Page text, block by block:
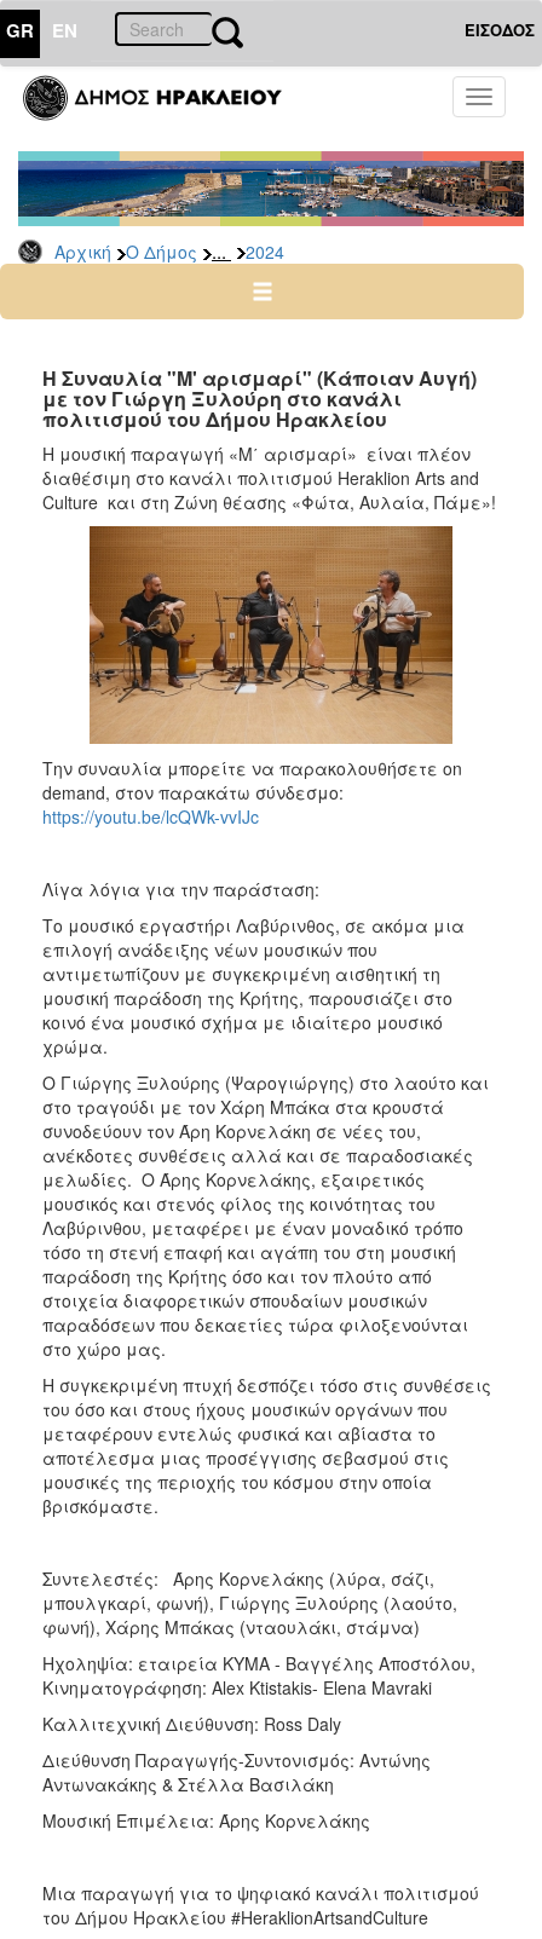
GR EN ΕΙΣΟΔΟΣ
Toggle
Αρχική Ο Δήμος ... 2024
ΔΗΜΟΣ
Δελτία
Τύπου
Αρχείο
2026
2024
2022
2021
2020
2019
2016
2015
2013
2011
2010
2006
ΤΟΠΟΣ
ΠΟΛΙΤΙΣΜΟΣ
ΑΝΘΕΚΤΙΚΗ
ΠΟΛΗ
Η Συναυλία "Μ' αρισμαρί" (Κάποιαν Αυγή)
με τον Γιώργη Ξυλούρη στο κανάλι
πολιτισμού του Δήμου Ηρακλείου
Η μουσική παραγωγή «Μ΄ αρισμαρί» είναι πλέον
διαθέσιμη στο κανάλι πολιτισμού Heraklion Arts and
Culture και στη Ζώνη θέασης «Φώτα, Αυλαία, Πάμε»!
Την συναυλία μπορείτε να παρακολουθήσετε on
demand, στον παρακάτω σύνδεσμο:
https://youtu.be/lcQWk-vvIJc
Λίγα λόγια για την παράσταση:
Το μουσικό εργαστήρι Λαβύρινθος, σε ακόμα μια
επιλογή ανάδειξης νέων μουσικών που
αντιμετωπίζουν με συγκεκριμένη αισθητική τη
μουσική παράδοση της Κρήτης, παρουσιάζει στο
κοινό ένα μουσικό σχήμα με ιδιαίτερο μουσικό
χρώμα.
Ο Γιώργης Ξυλούρης (Ψαρογιώργης) στο λαούτο και
στο τραγούδι με τον Χάρη Μπάκα στα κρουστά
συνοδεύουν τον Άρη Κορνελάκη σε νέες του,
ανέκδοτες συνθέσεις αλλά και σε παραδοσιακές
μελωδίες. Ο Άρης Κορνελάκης, εξαιρετικός
μουσικός και στενός φίλος της κοινότητας του
Λαβύρινθου, μεταφέρει με έναν μοναδικό τρόπο
τόσο τη στενή επαφή και αγάπη του στη μουσική
παράδοση της Κρήτης όσο και τον πλούτο από
στοιχεία διαφορετικών σπουδαίων μουσικών
παραδόσεων που δεκαετίες τώρα φιλοξενούνται
στο χώρο μας.
Η συγκεκριμένη πτυχή δεσπόζει τόσο στις συνθέσεις
του όσο και στους ήχους μουσικών οργάνων που
μεταφέρουν εντελώς φυσικά και αβίαστα το
αποτέλεσμα μιας προσέγγισης σεβασμού στις
μουσικές της περιοχής του κόσμου στην οποία
βρισκόμαστε.
Συντελεστές: Άρης Κορνελάκης (λύρα, σάζι,
μπουλγκαρί, φωνή), Γιώργης Ξυλούρης (λαούτο,
φωνή), Χάρης Μπάκας (νταουλάκι, στάμνα)
Ηχοληψία: εταιρεία ΚΥΜΑ - Βαγγέλης Αποστόλου,
Κινηματογράφηση: Alex Ktistakis- Elena Mavraki
Καλλιτεχνική Διεύθυνση: Ross Daly
Διεύθυνση Παραγωγής-Συντονισμός: Αντώνης
Αντωνακάκης & Στέλλα Βασιλάκη
Μουσική Επιμέλεια: Άρης Κορνελάκης
Μια παραγωγή για το ψηφιακό κανάλι πολιτισμού
του Δήμου Ηρακλείου #HeraklionArtsandCulture